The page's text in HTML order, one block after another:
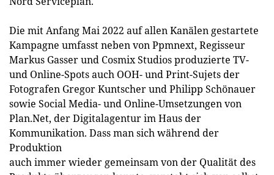
Die mit Anfang Mai 2022 auf allen Kanälen gestartete
Kampagne umfasst neben von Ppmnext, Regisseur
Markus Gasser und Cosmix Studios produzierte TV-
und Online-Spots auch OOH- und Print-Sujets der
Fotografen Gregor Kuntscher und Philipp Schönauer
sowie Social Media- und Online-Umsetzungen von
Plan.Net, der Digitalagentur im Haus der
Kommunikation. Dass man sich während der
Produktion
auch immer wieder gemeinsam von der Qualität des